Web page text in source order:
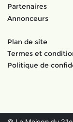
Partenaires
Annonceurs
Plan de site
Termes et
Politique de